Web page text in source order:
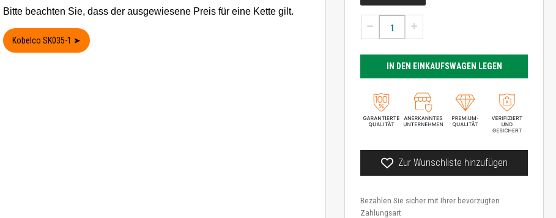
Bitte beachten Sie, dass der ausgewiesene Preis für eine Kette gilt.
Kobelco SK035-1 ➤
IN DEN EINKAUFSWAGEN LEGEN
Zur Wunschliste hinzufügen
Bezahlen Sie sicher mit Ihrer bevorzugten
Zahlungsart